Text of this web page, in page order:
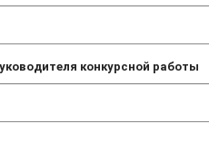
конкурсной работы